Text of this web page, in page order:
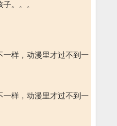
。。。
一样，动漫里才过不到一
一样，动漫里才过不到一